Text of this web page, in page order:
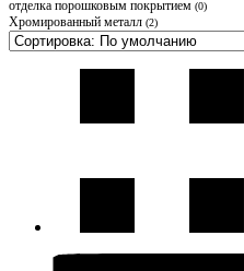
отделка порошковым покрытием (0)
Хромированный металл (2)